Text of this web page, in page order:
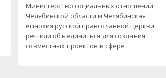
Министерство социальных отношений
Челябинской области и Челябинская
епархия русской православной церкви
решили объединиться для создания
совместных проектов в сфере